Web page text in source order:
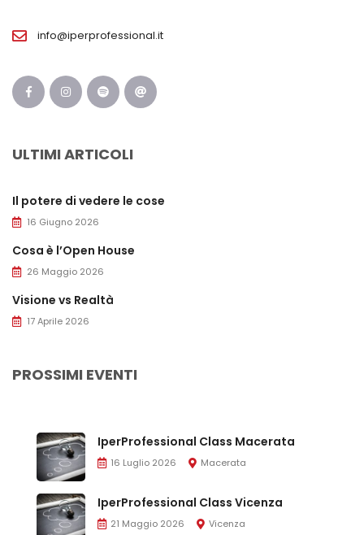
info@iperprofessional.it
ULTIMI ARTICOLI
Il potere di vedere le cose
16 Giugno 2026
Cosa è l’Open House
26 Maggio 2026
Visione vs Realtà
17 Aprile 2026
PROSSIMI EVENTI
IperProfessional Class Macerata
16 Luglio 2026 Macerata
IperProfessional Class Vicenza
21 Maggio 2026 Vicenza